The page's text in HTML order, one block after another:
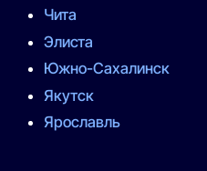
Чита
Элиста
Южно-Сахалинск
Якутск
Ярославль